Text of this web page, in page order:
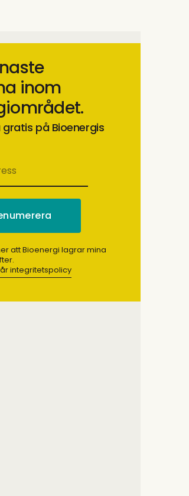
inom
gratis på Bioenergis
att Bioenergi lagrar mina
integritetspolicy